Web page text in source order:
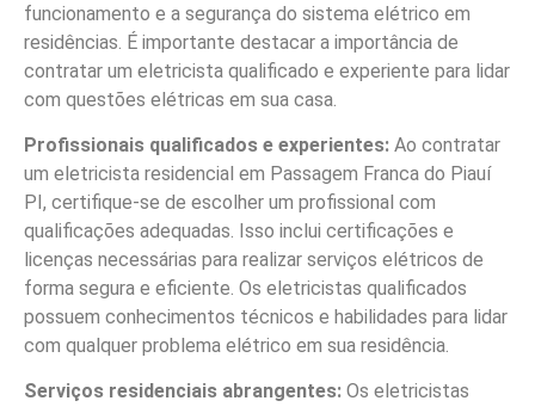
funcionamento e a segurança do sistema elétrico em
residências. É importante destacar a importância de
contratar um eletricista qualificado e experiente para lidar
com questões elétricas em sua casa.
Profissionais qualificados e experientes: Ao contratar
um eletricista residencial em Passagem Franca do Piauí
PI, certifique-se de escolher um profissional com
qualificações adequadas. Isso inclui certificações e
licenças necessárias para realizar serviços elétricos de
forma segura e eficiente. Os eletricistas qualificados
possuem conhecimentos técnicos e habilidades para lidar
com qualquer problema elétrico em sua residência.
Serviços residenciais abrangentes: Os eletricistas